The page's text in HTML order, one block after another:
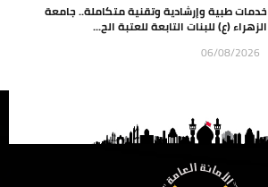
خدمات طبية وإرشادية وتقنية متكاملة.. جامعة
الزهراء (ع) للبنات التابعة للعتبة الح...
06/08/2026